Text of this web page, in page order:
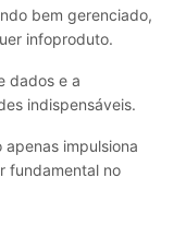
bem gerenciado,
infoproduto.
dados e a
indispensáveis.
impulsiona
fundamental no